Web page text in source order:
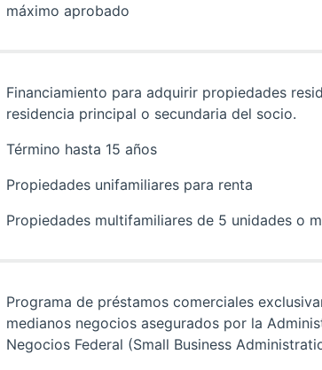
máximo aprobado
Financiamiento para adquirir propiedades
residencia principal o secundaria del socio.
Término hasta 15 años
Propiedades unifamiliares para renta
Propiedades multifamiliares de 5 unidades o
Programa de préstamos comerciales
medianos negocios asegurados por la
Negocios Federal (Small Business